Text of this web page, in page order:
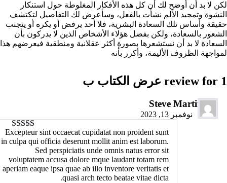
لكن لا بد أن أوضح لك أن كل هذه الأفكار المغلوطة حول استنكار
النشوة وتمجيد الألم نشأت بالفعل، وسأعرض لك التفاصيل لتكتشف
حقيقة وأساس تلك السعادة البشرية، فلا أحد يرفض أو يكره أو يتجنب
الشعور بالسعادة، ولكن بفضل هؤلاء الأشخاص الذين لا يدركون بأن
السعادة لا بد أن نستشعرها بصورة أكثر عقلانية ومنطقية فيعرضهم هذا
لمواجهة الظروف الأليمة، وأكرر بأنه
1 review for عرض الكتاب ب
Steve Martin
نوفمبر 13, 2023
5
out of 5
Excepteur sint occaecat cupidatat non proident sunt
in culpa qui officia deserunt mollit anim est laborum.
Sed perspiciatis unde omnis natus error sit
voluptatem accusa dolore mque laudant totam rem
aperiam eaque ipsa quae ab illo inventore veritatis et
quasi arch tecto beatae vitae dicta.